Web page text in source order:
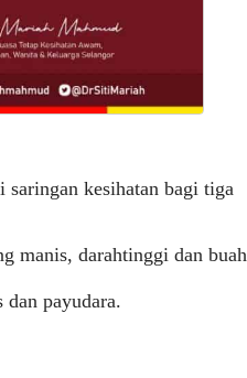
kesihatan bagi tiga
manis, darahtinggi dan buah
payudara.